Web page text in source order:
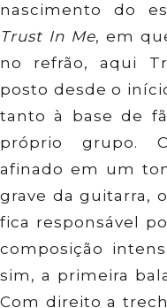
nascimento do
Trust In Me, em
no refrão, aqui
posto desde o
tanto à base de
próprio grupo.
afinado em um
grave da guitarra,
fica responsável
composição
sim, a primeira
Com direito a